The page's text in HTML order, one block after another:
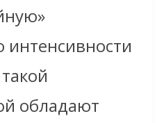
интенсивности
обладают